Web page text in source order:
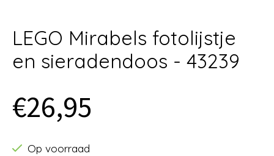
LEGO Mirabels fotolijstje
en sieradendoos - 43239
€26,95
Op voorraad